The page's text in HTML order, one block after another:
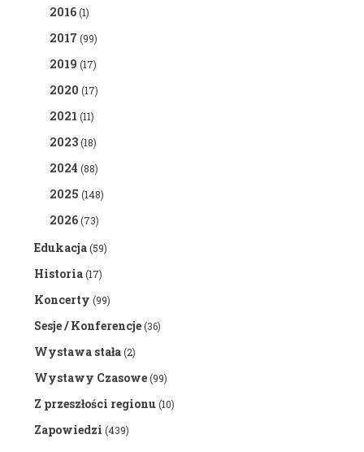
2016(1)
2017 (99)
2019 (17)
2020 (17)
2021 (11)
2023(18)
2024 (88)
2025 (148)
2026(73)
Edukacja(59)
Historia(17)
Koncerty (99)
Sesje / Konferencje(36)
Wystawa stała(2)
Wystawy Czasowe(99)
Z przeszłości regionu(10)
Zapowiedzi (439)